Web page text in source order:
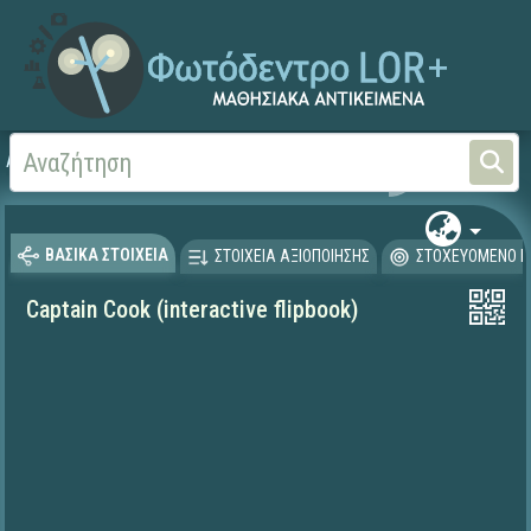
Αρχική Ξένες Γλώσσες -
ΒΑΣΙΚΑ ΣΤΟΙΧΕΙΑ ΣΤΟΙΧΕΙΑ ΑΞΙΟΠΟΙΗΣΗΣ ΣΤΟΧΕΥΟΜΕΝΟ
Captain Cook (interactive flipbook)